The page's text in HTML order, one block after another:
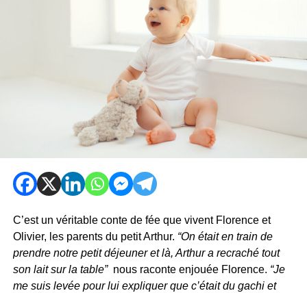
C’est un véritable conte de fée que vivent Florence et
Olivier, les parents du petit Arthur. “On était en train de
prendre notre petit déjeuner et là, Arthur a recraché tout
son lait sur la table” nous raconte enjouée Florence. “Je
me suis levée pour lui expliquer que c’était du gachi et